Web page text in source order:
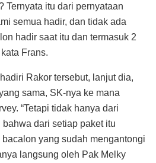
Ternyata itu dari pernyataan
semua hadir, dan tidak ada
hadir saat itu dan termasuk 2
Frans.
Rakor tersebut, lanjut dia,
sama, SK-nya ke mana
“Tetapi tidak hanya dari
dari setiap paket itu
yang sudah mengantongi
langsung oleh Pak Melky